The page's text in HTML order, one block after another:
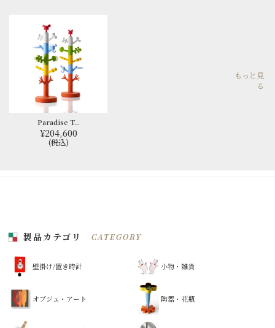
Paradise T...
¥204,600
(税込)
もっと見
る
製品カテゴリ CATEGORY
壁掛け/置き時計 小物・雑貨
オブジェ・アート 陶器・花瓶